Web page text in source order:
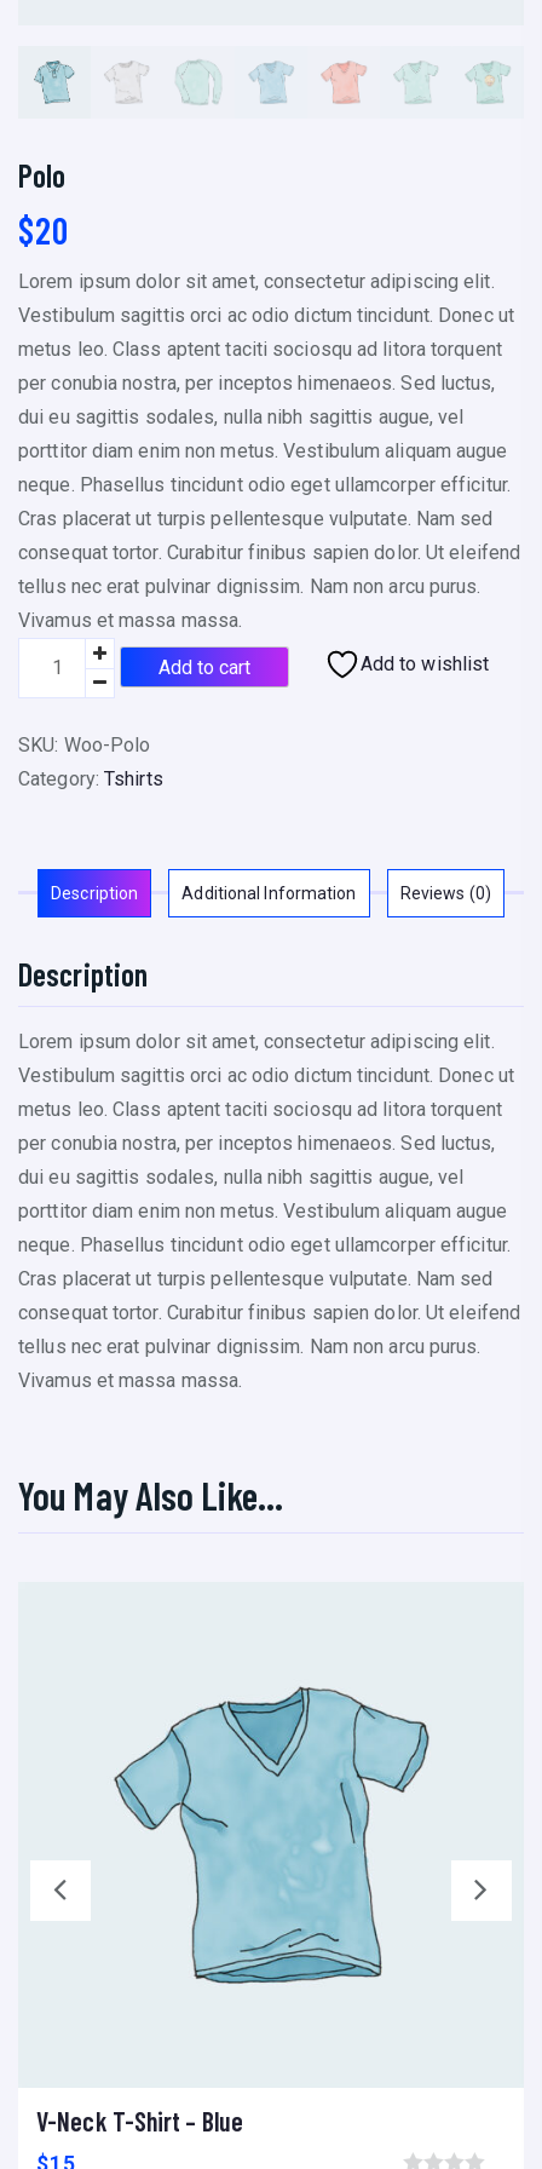
Polo
$20
Lorem ipsum dolor sit amet, consectetur adipiscing elit.
Vestibulum sagittis orci ac odio dictum tincidunt. Donec ut
metus leo. Class aptent taciti sociosqu ad litora torquent
per conubia nostra, per inceptos himenaeos. Sed luctus,
dui eu sagittis sodales, nulla nibh sagittis augue, vel
porttitor diam enim non metus. Vestibulum aliquam augue
neque. Phasellus tincidunt odio eget ullamcorper efficitur.
Cras placerat ut turpis pellentesque vulputate. Nam sed
consequat tortor. Curabitur finibus sapien dolor. Ut eleifend
tellus nec erat pulvinar dignissim. Nam non arcu purus.
Vivamus et massa massa.
o
q
t
Add to cart Add to wishlist
SKU: Woo-Polo
Category: Tshirts
Description Additional Information Reviews (0)
Description
Lorem ipsum dolor sit amet, consectetur adipiscing elit.
Vestibulum sagittis orci ac odio dictum tincidunt. Donec ut
metus leo. Class aptent taciti sociosqu ad litora torquent
per conubia nostra, per inceptos himenaeos. Sed luctus,
dui eu sagittis sodales, nulla nibh sagittis augue, vel
porttitor diam enim non metus. Vestibulum aliquam augue
neque. Phasellus tincidunt odio eget ullamcorper efficitur.
Cras placerat ut turpis pellentesque vulputate. Nam sed
consequat tortor. Curabitur finibus sapien dolor. Ut eleifend
tellus nec erat pulvinar dignissim. Nam non arcu purus.
Vivamus et massa massa.
You May Also Like…
Add to cart Add to wishlist Compare
V-Neck T-Shirt – Blue
$15